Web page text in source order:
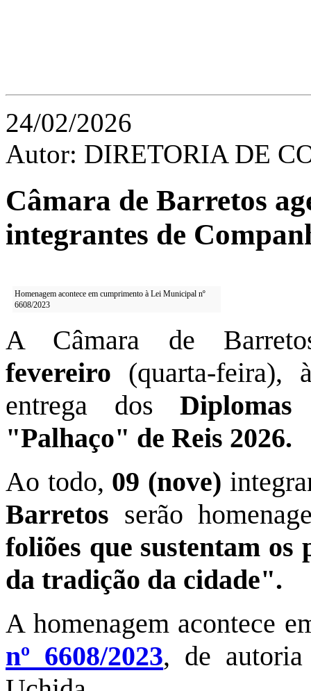
24/02/2026
Autor: DIRETORIA DE
Câmara de Barretos
integrantes de
Homenagem acontece em cumprimento à Lei Municipal nº
6608/2023
A Câmara de
fevereiro (quarta-feira),
entrega dos
"Palhaço" de Reis 2026.
Ao todo, 09 (nove)
Barretos serão
foliões que sustentam
da tradição da cidade".
A homenagem acontece
nº 6608/2023, de